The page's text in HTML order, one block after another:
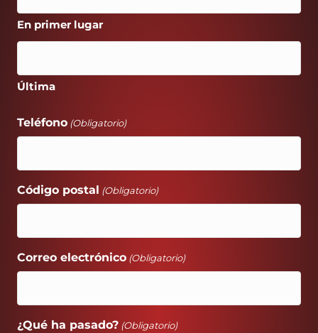
En primer lugar
Última
Teléfono (Obligatorio)
Código postal (Obligatorio)
Correo electrónico (Obligatorio)
¿Qué ha pasado? (Obligatorio)